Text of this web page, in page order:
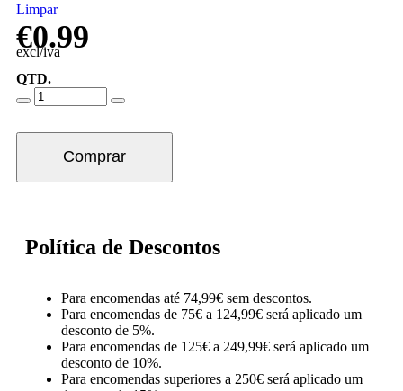
Limpar
€0.99
excl/iva
QTD.
Comprar
Política de Descontos
Para encomendas até 74,99€ sem descontos.
Para encomendas de 75€ a 124,99€ será aplicado um
desconto de 5%.
Para encomendas de 125€ a 249,99€ será aplicado um
desconto de 10%.
Para encomendas superiores a 250€ será aplicado um